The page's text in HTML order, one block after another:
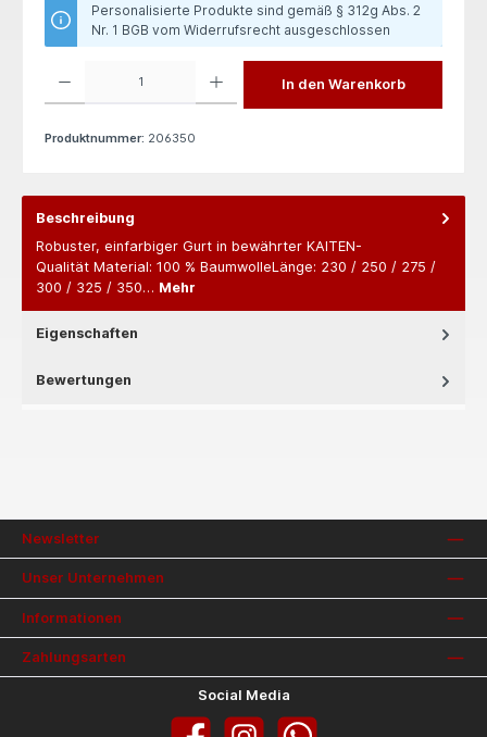
Personalisierte Produkte sind gemäß § 312g Abs. 2
Nr. 1 BGB vom Widerrufsrecht ausgeschlossen
In den Warenkorb
Produktnummer: 206350
Beschreibung
Robuster, einfarbiger Gurt in bewährter KAITEN-
Qualität Material: 100 % BaumwolleLänge: 230 / 250 / 275 /
300 / 325 / 350… Mehr
Eigenschaften
Bewertungen
Newsletter
Unser Unternehmen
Informationen
Zahlungsarten
Social Media